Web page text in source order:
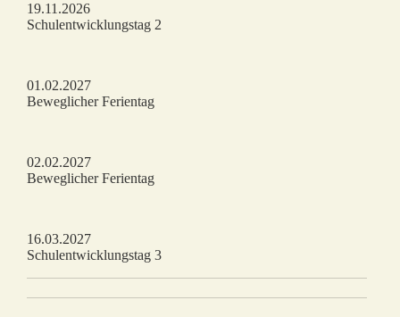
19.11.2026
Schulentwicklungstag 2
01.02.2027
Beweglicher Ferientag
02.02.2027
Beweglicher Ferientag
16.03.2027
Schulentwicklungstag 3